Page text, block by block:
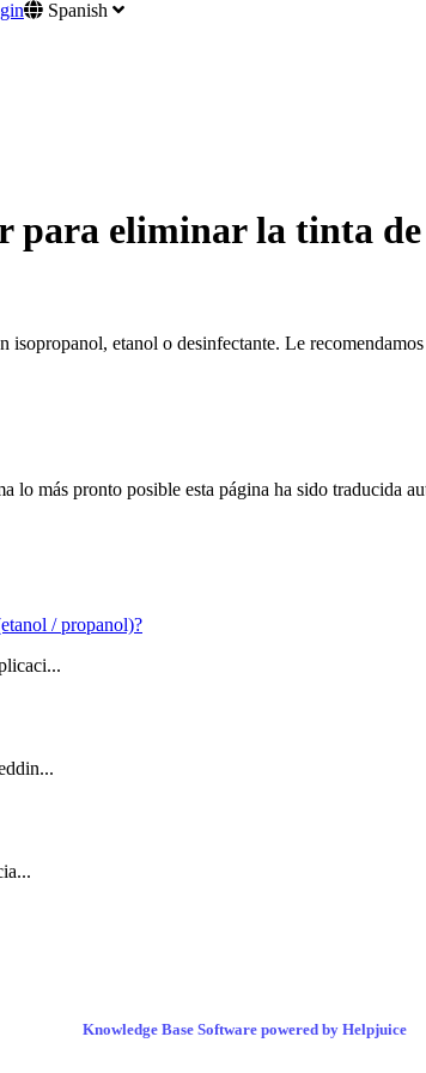
Spanish
para eliminar la tinta
etanol o desinfectante. Le
lo más pronto posible esta página ha sido traducida
/ propanol)?
Knowledge Base Software powered by Helpjuice